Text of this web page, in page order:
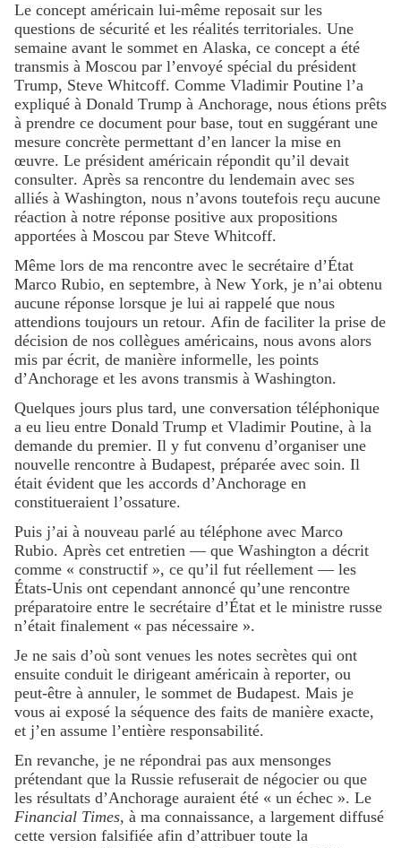
Le concept américain lui-même reposait sur les
questions de sécurité et les réalités territoriales. Une
semaine avant le sommet en Alaska, ce concept a été
transmis à Moscou par l’envoyé spécial du président
Trump, Steve Whitcoff. Comme Vladimir Poutine l’a
expliqué à Donald Trump à Anchorage, nous étions prêts
à prendre ce document pour base, tout en suggérant une
mesure concrète permettant d’en lancer la mise en
œuvre. Le président américain répondit qu’il devait
consulter. Après sa rencontre du lendemain avec ses
alliés à Washington, nous n’avons toutefois reçu aucune
réaction à notre réponse positive aux propositions
apportées à Moscou par Steve Whitcoff.
Même lors de ma rencontre avec le secrétaire d’État
Marco Rubio, en septembre, à New York, je n’ai obtenu
aucune réponse lorsque je lui ai rappelé que nous
attendions toujours un retour. Afin de faciliter la prise de
décision de nos collègues américains, nous avons alors
mis par écrit, de manière informelle, les points
d’Anchorage et les avons transmis à Washington.
Quelques jours plus tard, une conversation téléphonique
a eu lieu entre Donald Trump et Vladimir Poutine, à la
demande du premier. Il y fut convenu d’organiser une
nouvelle rencontre à Budapest, préparée avec soin. Il
était évident que les accords d’Anchorage en
constitueraient l’ossature.
Puis j’ai à nouveau parlé au téléphone avec Marco
Rubio. Après cet entretien — que Washington a décrit
comme « constructif », ce qu’il fut réellement — les
États-Unis ont cependant annoncé qu’une rencontre
préparatoire entre le secrétaire d’État et le ministre russe
n’était finalement « pas nécessaire ».
Je ne sais d’où sont venues les notes secrètes qui ont
ensuite conduit le dirigeant américain à reporter, ou
peut-être à annuler, le sommet de Budapest. Mais je
vous ai exposé la séquence des faits de manière exacte,
et j’en assume l’entière responsabilité.
En revanche, je ne répondrai pas aux mensonges
prétendant que la Russie refuserait de négocier ou que
les résultats d’Anchorage auraient été « un échec ». Le
Financial Times, à ma connaissance, a largement diffusé
cette version falsifiée afin d’attribuer toute la